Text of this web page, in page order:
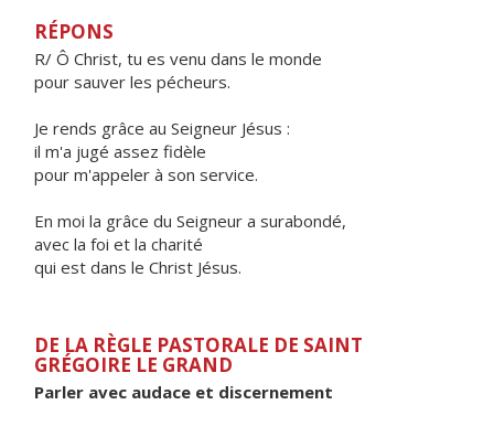
RÉPONS
R/ Ô Christ, tu es venu dans le monde
pour sauver les pécheurs.
Je rends grâce au Seigneur Jésus :
il m'a jugé assez fidèle
pour m'appeler à son service.
En moi la grâce du Seigneur a surabondé,
avec la foi et la charité
qui est dans le Christ Jésus.
DE LA RÈGLE PASTORALE DE SAINT
GRÉGOIRE LE GRAND
Parler avec audace et discernement